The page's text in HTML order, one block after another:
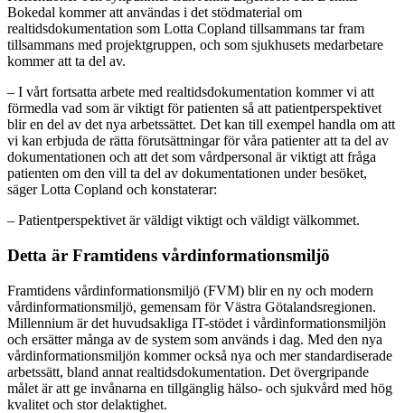
Bokedal kommer att användas i det stödmaterial om
realtidsdokumentation som Lotta Copland tillsammans tar fram
tillsammans med projektgruppen, och som sjukhusets medarbetare
kommer att ta del av.
– I vårt fortsatta arbete med realtidsdokumentation kommer vi att
förmedla vad som är viktigt för patienten så att patientperspektivet
blir en del av det nya arbetssättet. Det kan till exempel handla om att
vi kan erbjuda de rätta förutsättningar för våra patienter att ta del av
dokumentationen och att det som vårdpersonal är viktigt att fråga
patienten om den vill ta del av dokumentationen under besöket,
säger Lotta Copland och konstaterar:
– Patientperspektivet är väldigt viktigt och väldigt välkommet.
Detta är Framtidens vårdinformationsmiljö
Framtidens vårdinformationsmiljö (FVM) blir en ny och modern
vårdinformationsmiljö, gemensam för Västra Götalandsregionen.
Millennium är det huvudsakliga IT-stödet i vårdinformationsmiljön
och ersätter många av de system som används i dag. Med den nya
vårdinformationsmiljön kommer också nya och mer standardiserade
arbetssätt, bland annat realtidsdokumentation. Det övergripande
målet är att ge invånarna en tillgänglig hälso- och sjukvård med hög
kvalitet och stor delaktighet.